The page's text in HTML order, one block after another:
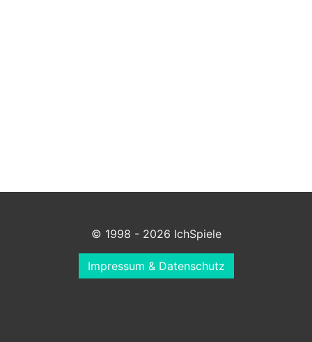
© 1998 - 2026 IchSpiele
Impressum & Datenschutz